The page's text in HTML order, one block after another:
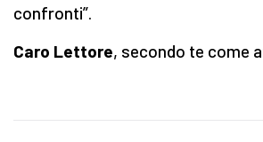
confronti”.
Caro Lettore, secondo te come